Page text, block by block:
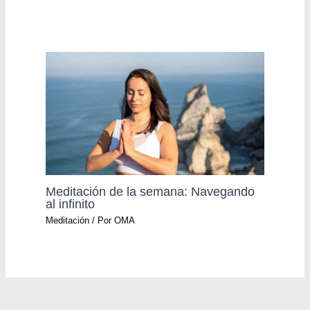
Meditación de la semana: Navegando
al infinito
Meditación / PorOMA